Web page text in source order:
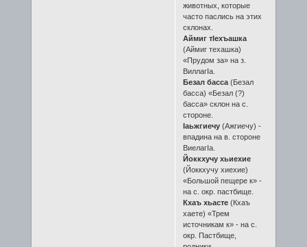
животных, которые
часто паслись на этих
склонах.
Аймиг тӀехъашка
(Аймиг техашка)
«Прудом за» на з.
ВиллагӀа.
Безал басса(Безал
басса) «Безал (?)
басса» склон на с.
стороне.
Ӏаьжгиечу(Ажгиечу) -
впадина на в. стороне
ВиелагӀа.
Йоккхучу хьиехие
(Йоккхучу хиехие)
«Большой пещере к» -
на с. окр. пастбище.
Кхаъ хьасте(Кхаъ
хаете) «Трем
источникам к» - на с.
окр. Пастбище,